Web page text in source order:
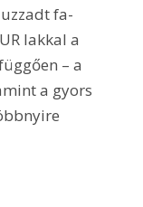
fa-
lakkal a
– a
a gyors